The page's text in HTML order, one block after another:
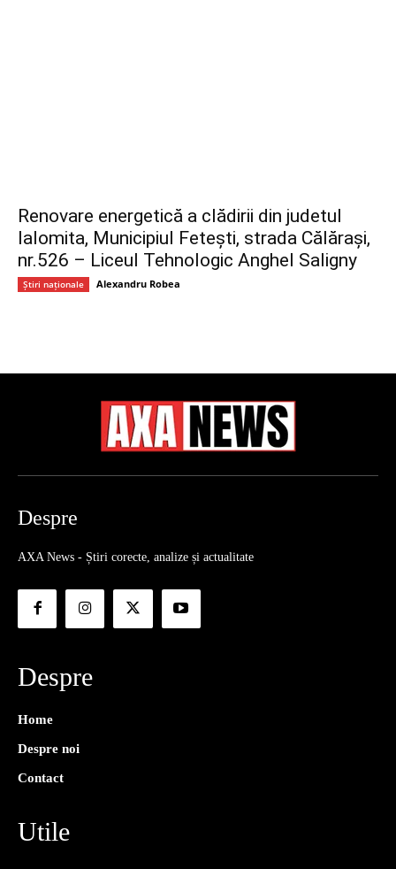
Renovare energetică a clădirii din judetul
Ialomita, Municipiul Fetești, strada Călărași,
nr.526 – Liceul Tehnologic Anghel Saligny
Știri naționale Alexandru Robea
Despre
AXA News - Știri corecte, analize și actualitate
Despre
Home
Despre noi
Contact
Utile